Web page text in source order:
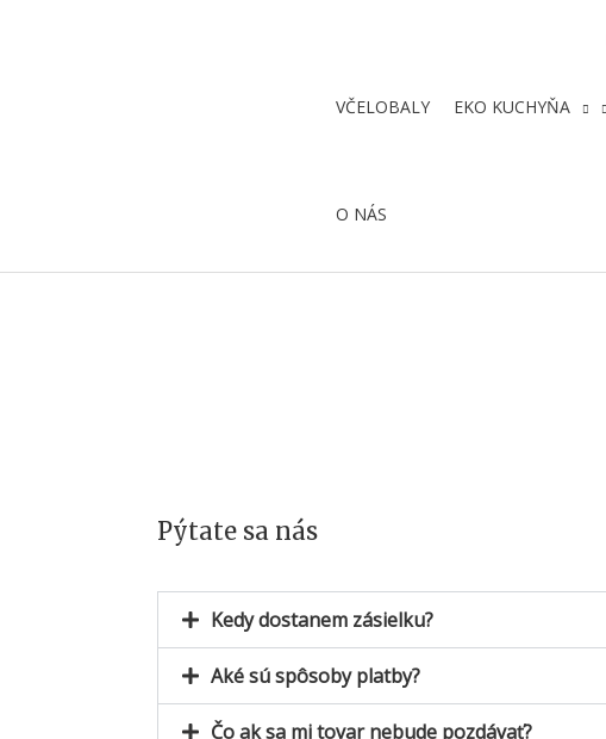
VČELOBALY EKO KUCHYŇA
O NÁS
Pýtate sa nás
Kedy dostanem zásielku?
Aké sú spôsoby platby?
Čo ak sa mi tovar nebude pozdávať?